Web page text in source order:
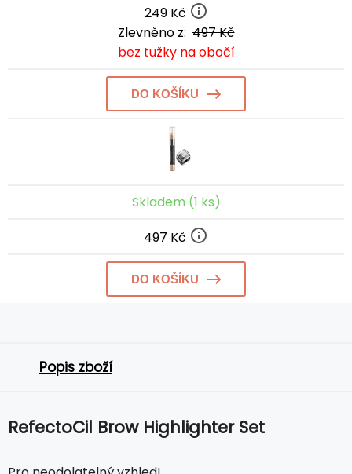
249 Kč
Zlevněno z:497 Kč
bez tužky na obočí
DO KOŠÍKU
Skladem (1 ks)
497 Kč
DO KOŠÍKU
Popis zboží
RefectoCil Brow Highlighter Set